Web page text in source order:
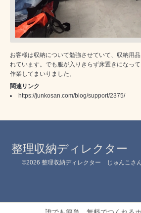
お客様は収納について勉強させていて、収納用
れています。でも服が入りきらず床置きになって
作業してまいりました。
関連リンク
https://junkosan.com/blog/support/2375/
整理収納ディレクター
©2026 整理収納ディレクター じゅんこさ